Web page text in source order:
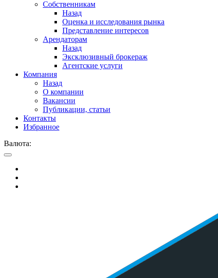
Собственникам
Назад
Оценка и исследования рынка
Представление интересов
Арендаторам
Назад
Эксклюзивный брокераж
Агентские услуги
Компания
Назад
О компании
Вакансии
Публикации, статьи
Контакты
Избранное
Валюта: